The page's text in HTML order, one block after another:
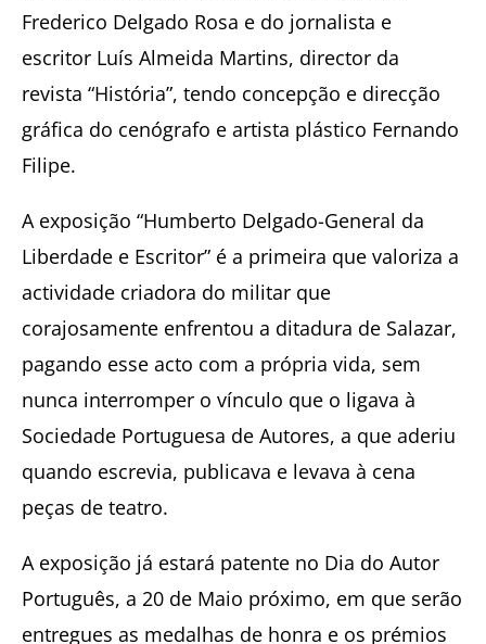
Frederico Delgado Rosa e do jornalista e
escritor Luís Almeida Martins, director da
revista “História”, tendo concepção e direcção
gráfica do cenógrafo e artista plástico Fernando
Filipe.
A exposição “Humberto Delgado-General da
Liberdade e Escritor” é a primeira que valoriza a
actividade criadora do militar que
corajosamente enfrentou a ditadura de Salazar,
pagando esse acto com a própria vida, sem
nunca interromper o vínculo que o ligava à
Sociedade Portuguesa de Autores, a que aderiu
quando escrevia, publicava e levava à cena
peças de teatro.
A exposição já estará patente no Dia do Autor
Português, a 20 de Maio próximo, em que serão
entregues as medalhas de honra e os prémios